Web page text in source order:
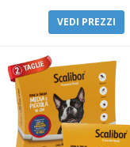
VEDI PREZZI